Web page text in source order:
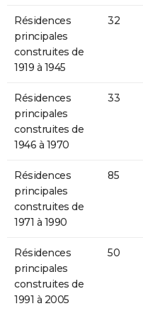
Résidences
principales
construites de
1919 à 1945
32
Résidences
principales
construites de
1946 à 1970
33
Résidences
principales
construites de
1971 à 1990
85
Résidences
principales
construites de
1991 à 2005
50